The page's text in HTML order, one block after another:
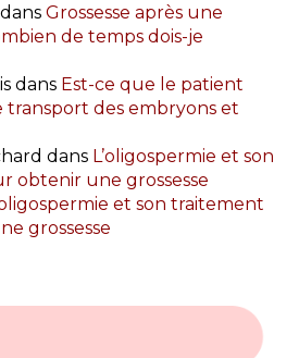
dans Grossesse après une
de temps dois-je
dans Est-ce que le patient
transport des embryons et
dans L’oligospermie et son
obtenir une grossesse
et son traitement
grossesse